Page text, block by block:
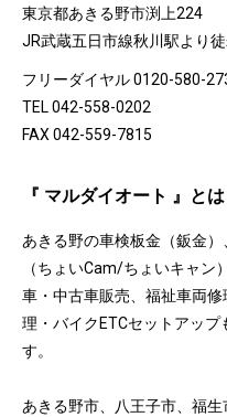
東京都あきる野市渕上224
JR武蔵五日市線秋川駅より
フリーダイヤル 0120-580-
TEL 042-558-0202
FAX 042-559-7815
『 マルダイオート 』とは
あきる野の車検板金（鈑金
（ちょいCam/ちょいキャン
車・中古車販売、福祉車両
理・バイクETCセットアップ
す。
あきる野市、八王子市、福